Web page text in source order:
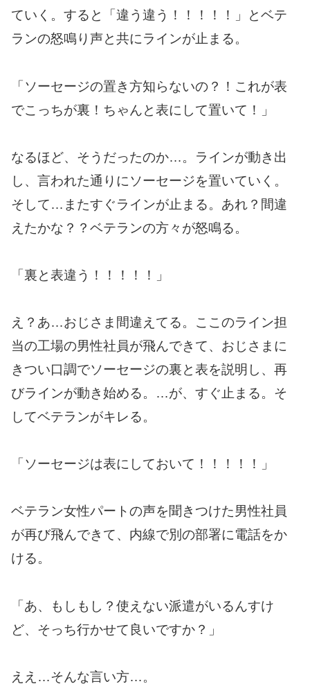
ていく。すると「違う違う！！！！！」とベテ
ランの怒鳴り声と共にラインが止まる。
「ソーセージの置き方知らないの？！これが表
でこっちが裏！ちゃんと表にして置いて！」
なるほど、そうだったのか…。ラインが動き出
し、言われた通りにソーセージを置いていく。
そして…またすぐラインが止まる。あれ？間違
えたかな？？ベテランの方々が怒鳴る。
「裏と表違う！！！！！」
え？あ…おじさま間違えてる。ここのライン担
当の工場の男性社員が飛んできて、おじさまに
きつい口調でソーセージの裏と表を説明し、再
びラインが動き始める。…が、すぐ止まる。そ
してベテランがキレる。
「ソーセージは表にしておいて！！！！！」
ベテラン女性パートの声を聞きつけた男性社員
が再び飛んできて、内線で別の部署に電話をか
ける。
「あ、もしもし？使えない派遣がいるんすけ
ど、そっち行かせて良いですか？」
ええ…そんな言い方…。